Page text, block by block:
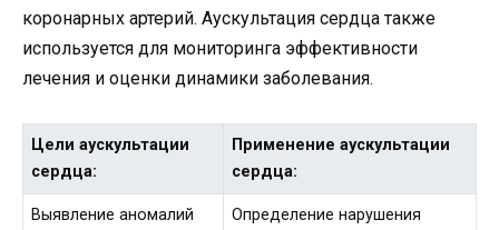
коронарных артерий. Аускультация сердца также
используется для мониторинга эффективности
лечения и оценки динамики заболевания.
Цели аускультации
сердца:
Применение аускультации
сердца:
Выявление аномалий
Определение нарушения